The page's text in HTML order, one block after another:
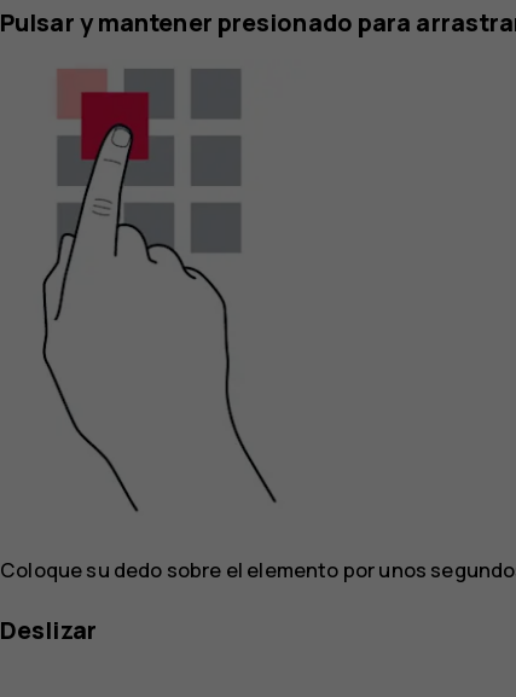
Pulsar y mantener presionado para
Coloque su dedo sobre el elemento por unos
Deslizar